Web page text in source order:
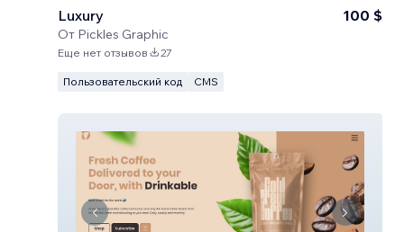
Luxury
От Pickles Graphic
100 $
Еще нет отзывов 27
Пользовательский код CMS